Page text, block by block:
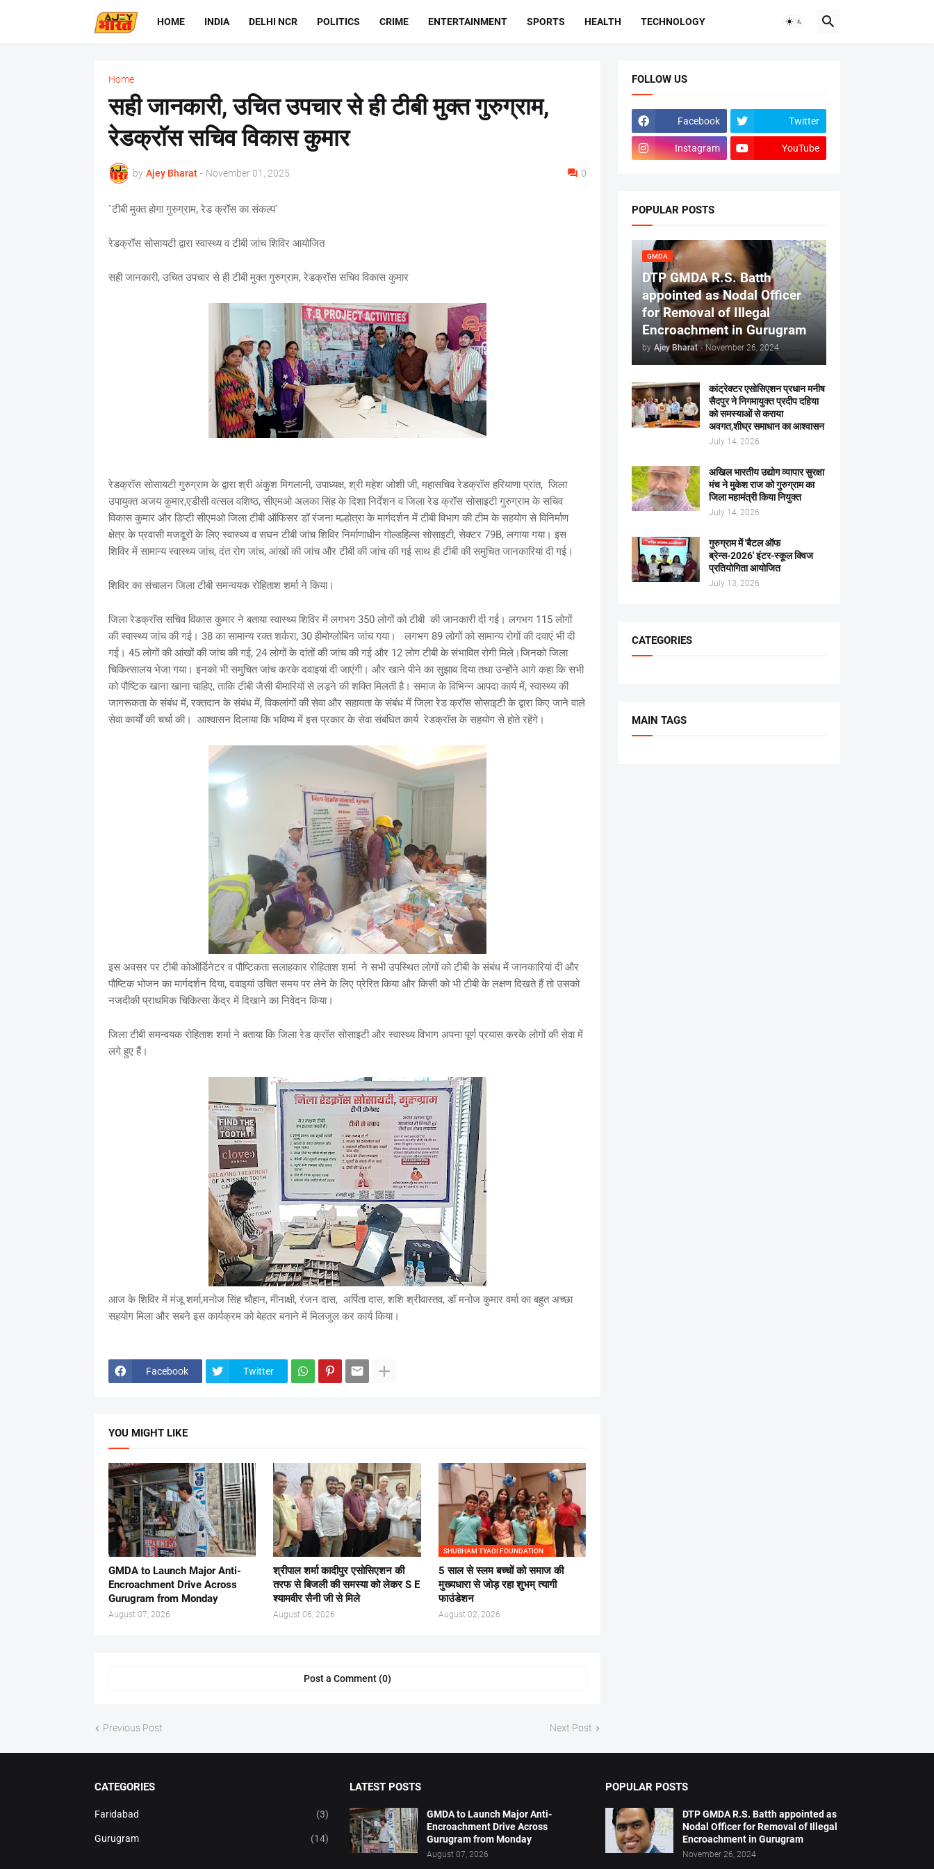
HOME INDIA DELHI NCR POLITICS CRIME ENTERTAINMENT SPORTS HEALTH TECHNOLOGY
Home
सही जानकारी, उचित उपचार से ही टीबी मुक्त गुरुग्राम,
रेडक्रॉस सचिव विकास कुमार
by Ajey Bharat - November 01, 2025 0
`टीबी मुक्त होगा गुरुग्राम, रेड क्रॉस का संकल्प`
रेडक्रॉस सोसायटी द्वारा स्वास्थ्य व टीबी जांच शिविर आयोजित
सही जानकारी, उचित उपचार से ही टीबी मुक्त गुरुग्राम, रेडक्रॉस सचिव विकास कुमार
रेडक्रॉस सोसायटी गुरुग्राम के द्वारा श्री अंकुश मिगलानी, उपाध्यक्ष, श्री महेश जोशी जी, महासचिव रेडक्रॉस हरियाणा प्रांत, जिला
उपायुक्त अजय कुमार,एडीसी वत्सल वशिष्ठ, सीएमओ अलका सिंह के दिशा निर्देशन व जिला रेड क्रॉस सोसाइटी गुरुग्राम के सचिव
विकास कुमार और डिप्टी सीएमओ जिला टीबी ऑफिसर डॉ रंजना मल्होत्रा के मार्गदर्शन में टीबी विभाग की टीम के सहयोग से विनिर्माण
क्षेत्र के प्रवासी मजदूरों के लिए स्वास्थ्य व सघन टीबी जांच शिविर निर्माणाधीन गोल्डहिल्स सोसाइटी, सेक्टर 79B, लगाया गया। इस
शिविर में सामान्य स्वास्थ्य जांच, दंत रोग जांच, आंखों की जांच और टीबी की जांच की गई साथ ही टीबी की समुचित जानकारियां दी गई।
शिविर का संचालन जिला टीबी समन्वयक रोहिताश शर्मा ने किया।
जिला रेडक्रॉस सचिव विकास कुमार ने बताया स्वास्थ्य शिविर में लगभग 350 लोगों को टीबी की जानकारी दी गई। लगभग 115 लोगों
की स्वास्थ्य जांच की गई। 38 का सामान्य रक्त शर्करा, 30 हीमोग्लोबिन जांच गया। लगभग 89 लोगों को सामान्य रोगों की दवाएं भी दी
गई। 45 लोगों की आंखों की जांच की गई, 24 लोगों के दांतों की जांच की गई और 12 लोग टीबी के संभावित रोगी मिले।जिनको जिला
चिकित्सालय भेजा गया। इनको भी समुचित जांच करके दवाइयां दी जाएंगी। और खाने पीने का सुझाव दिया तथा उन्होंने आगे कहा कि सभी
को पौष्टिक खाना खाना चाहिए, ताकि टीबी जैसी बीमारियों से लड़ने की शक्ति मिलती है। समाज के विभिन्न आपदा कार्य में, स्वास्थ्य की
जागरूकता के संबंध में, रक्तदान के संबंध में, विकलांगों की सेवा और सहायता के संबंध में जिला रेड क्रॉस सोसाइटी के द्वारा किए जाने वाले
सेवा कार्यों की चर्चा की। आश्वासन दिलाया कि भविष्य में इस प्रकार के सेवा संबंधित कार्य रेडक्रॉस के सहयोग से होते रहेंगे।
इस अवसर पर टीबी कोऑर्डिनेटर व पौष्टिकता सलाहकार रोहिताश शर्मा ने सभी उपस्थित लोगों को टीबी के संबंध में जानकारियां दी और
पौष्टिक भोजन का मार्गदर्शन दिया, दवाइयां उचित समय पर लेने के लिए प्रेरित किया और किसी को भी टीबी के लक्षण दिखते हैं तो उसको
नजदीकी प्राथमिक चिकित्सा केंद्र में दिखाने का निवेदन किया।
जिला टीबी समन्वयक रोहिताश शर्मा ने बताया कि जिला रेड क्रॉस सोसाइटी और स्वास्थ्य विभाग अपना पूर्ण प्रयास करके लोगों की सेवा में
लगे हुए हैं।
आज के शिविर में मंजू शर्मा,मनोज सिंह चौहान, मीनाक्षी, रंजन दास, अर्पिता दास, शशि श्रीवास्तव, डॉ मनोज कुमार वर्मा का बहुत अच्छा
सहयोग मिला और सबने इस कार्यक्रम को बेहतर बनाने में मिलजुल कर कार्य किया।
Facebook Twitter
YOU MIGHT LIKE
GMDA to Launch Major Anti-
Encroachment Drive Across
Gurugram from Monday
August 07, 2026
श्रीपाल शर्मा कादीपुर एसोसिएशन की
तरफ से बिजली की समस्या को लेकर S E
श्यामवीर सैनी जी से मिले
August 06, 2026
SHUBHAM TYAGI FOUNDATION
5 साल से स्लम बच्चों को समाज की
मुख्यधारा से जोड़ रहा शुभम् त्यागी
फाउंडेशन
August 02, 2026
Post a Comment (0)
Previous Post Next Post
FOLLOW US
Facebook Twitter
Instagram YouTube
POPULAR POSTS
GMDA
DTP GMDA R.S. Batth
appointed as Nodal Officer
for Removal of Illegal
Encroachment in Gurugram
by Ajey Bharat - November 26, 2024
कांट्रेक्टर एसोसिएशन प्रधान मनीष
सैदपुर ने निगमायुक्त प्रदीप दहिया
को समस्याओं से कराया
अवगत,शीघ्र समाधान का आश्वासन
July 14, 2026
अखिल भारतीय उद्योग व्यापार सुरक्षा
मंच ने मुकेश राज को गुरुग्राम का
जिला महामंत्री किया नियुक्त
July 14, 2026
गुरुग्राम में 'बैटल ऑफ
ब्रेन्स-2026' इंटर-स्कूल क्विज
प्रतियोगिता आयोजित
July 13, 2026
CATEGORIES
MAIN TAGS
CATEGORIES
Faridabad (3)
Gurugram (14)
LATEST POSTS
GMDA to Launch Major Anti-
Encroachment Drive Across
Gurugram from Monday
August 07, 2026
POPULAR POSTS
DTP GMDA R.S. Batth appointed as
Nodal Officer for Removal of Illegal
Encroachment in Gurugram
November 26, 2024